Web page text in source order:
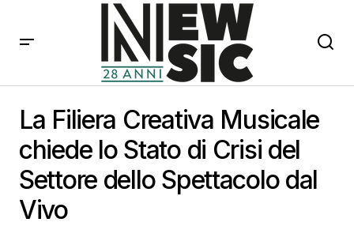
Settore dello Spettacolo dal Vivo
La Filiera Creativa Musicale
chiede lo Stato di Crisi del
Settore dello Spettacolo dal
Vivo